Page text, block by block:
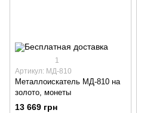
1
Артикул: МД-810
Металлоискатель МД-810 на
золото, монеты
13 669 грн